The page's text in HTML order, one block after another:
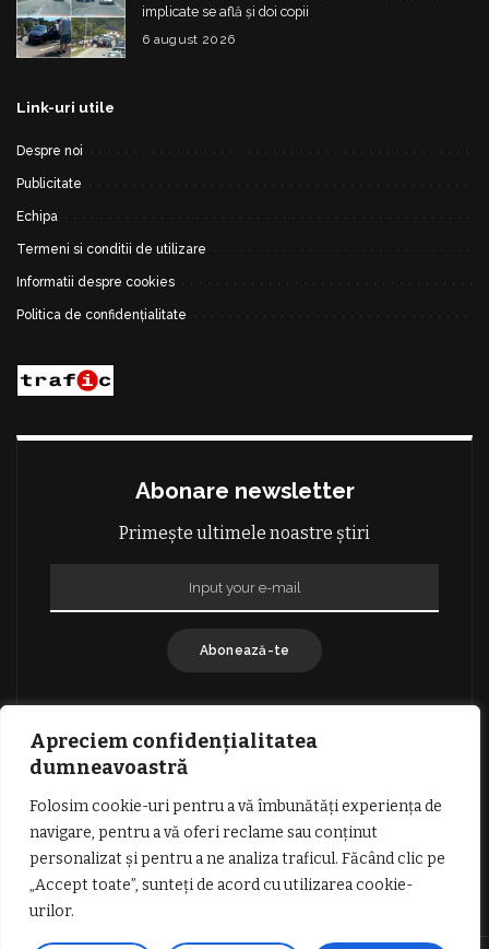
Apreciem confidențialitatea
dumneavoastră
Folosim cookie-uri pentru a vă îmbunătăți experiența de
navigare, pentru a vă oferi reclame sau conținut
personalizat și pentru a ne analiza traficul. Făcând clic pe
„Accept toate”, sunteți de acord cu utilizarea cookie-
urilor.
implicate se află și doi copii
6 august 2026
Link-uri utile
Despre noi
Publicitate
Echipa
Termeni si conditii de utilizare
Informatii despre cookies
Politica de confidențialitate
Abonare newsletter
Primește ultimele noastre știri
Abonează-te
TERMENI SI CONDITII DE UTILIZARE
INFORMATII DESPRE COOKIES
DESPRE NOI
PUBLICITATE